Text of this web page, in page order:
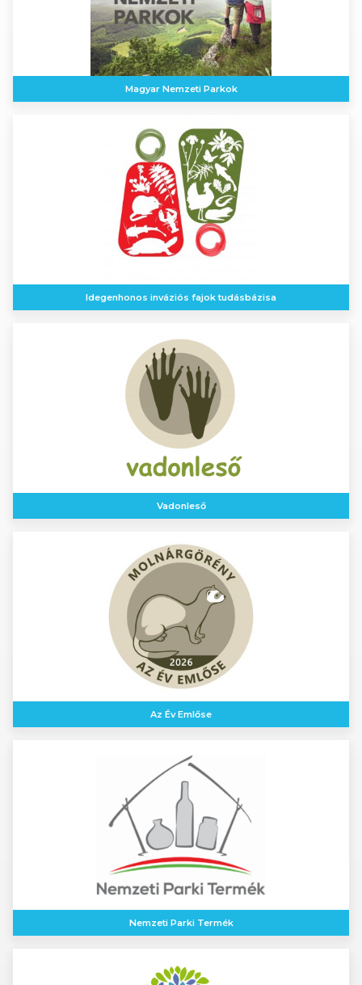
Magyar Nemzeti Parkok
Idegenhonos inváziós fajok tudásbázisa
Vadonleső
Az Év Emlőse
Nemzeti Parki Termék